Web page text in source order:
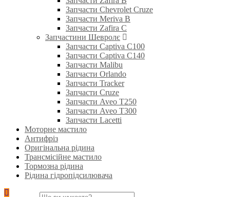
Запчасти Chevrolet Cruze
Запчасти Meriva B
Запчасти Zafira C
Запчастини Шевролє
Запчасти Captiva C100
Запчасти Captiva C140
Запчасти Malibu
Запчасти Orlando
Запчасти Tracker
Запчасти Cruze
Запчасти Aveo T250
Запчасти Aveo T300
Запчасти Lacetti
Моторне мастило
Антифріз
Оригінальна рідина
Трансмісійне мастило
Тормозна рідина
Рідина гідропідсилювача